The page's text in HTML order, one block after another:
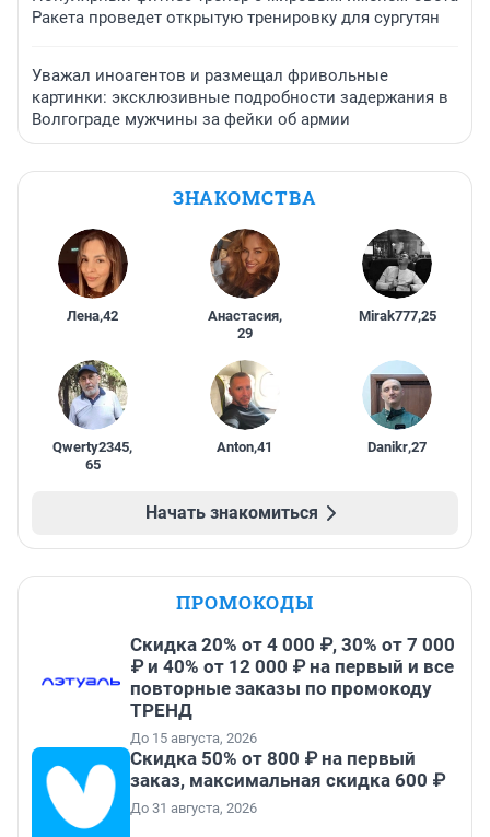
Ракета проведет открытую тренировку для сургутян
Уважал иноагентов и размещал фривольные
картинки: эксклюзивные подробности задержания в
Волгограде мужчины за фейки об армии
ЗНАКОМСТВА
Лена,42 Анастасия,
29
Mirak777,25
Qwerty2345,
65
Anton,41 Danikr,27
Начать знакомиться
ПРОМОКОДЫ
Скидка 20% от 4 000 ₽, 30% от 7 000
₽ и 40% от 12 000 ₽ на первый и все
повторные заказы по промокоду
ТРЕНД
До 15 августа, 2026
Скидка 50% от 800 ₽ на первый
заказ, максимальная скидка 600 ₽
До 31 августа, 2026